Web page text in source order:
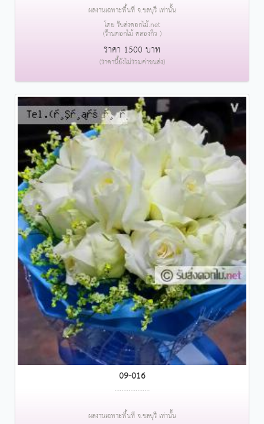
ผลงานเฉพาะพื้นที่ จ.ชลบุรี เท่านั้น
โดย รับส่งดอกไม้.net
(ร้านดอกไม้ คลองกิ่ว )
ราคา 1500 บาท
(ราคานี้ยังไม่รวมค่าขนส่ง)
09-016
....................
ผลงานเฉพาะพื้นที่ จ.ชลบุรี เท่านั้น